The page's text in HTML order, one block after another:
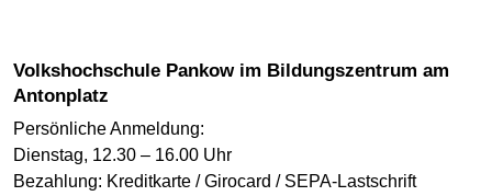
Volkshochschule Pankow im Bildungszentrum am
Antonplatz
Persönliche Anmeldung:
Dienstag, 12.30 – 16.00 Uhr
Bezahlung: Kreditkarte / Girocard / SEPA-Lastschrift